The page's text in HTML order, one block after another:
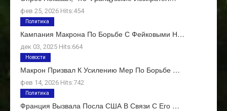
фев 25, 2026 Hits:454
Кампания Макрона По Борьбе С Фейковыми Н…
дек 03, 2025 Hits:664
Политика
Макрон Призвал К Усилению Мер По Борьбе …
фев 14, 2026 Hits:742
Новости
Франция Вызвала Посла США В Связи С Его …
Политика